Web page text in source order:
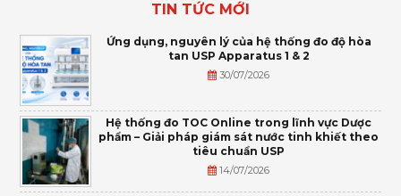
TIN TỨC MỚI
Ứng dụng, nguyên lý của hệ thống đo độ hòa
tan USP Apparatus 1 & 2
30/07/2026
Hệ thống đo TOC Online trong lĩnh vực Dược
phẩm – Giải pháp giám sát nước tinh khiết theo
tiêu chuẩn USP
14/07/2026